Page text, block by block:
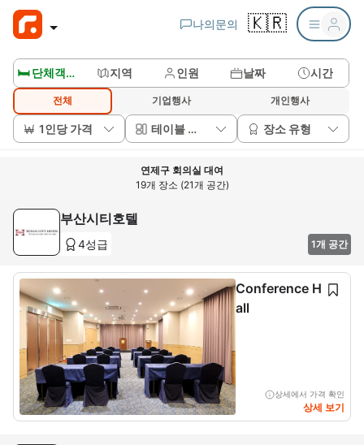
나의문의 🇰🇷
🛏️ 단체객실보기 지역 인원 날짜 시간
전체 기업행사 개인행사
1인당 가격 테이블 배치 장소 유형
연제구 회의실 대여
19개 장소 (21개 공간)
부산시티호텔
4성급 1개 공간
Conference H
all
상세에서 가격 확인
상세 보기